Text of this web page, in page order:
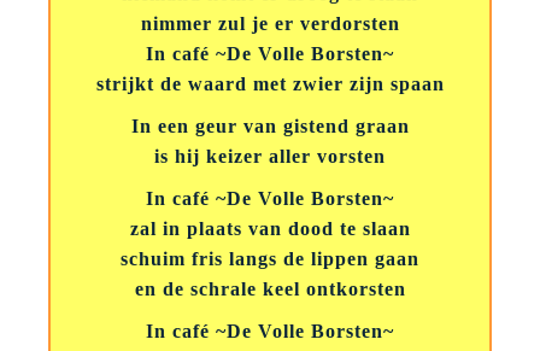
nimmer zul je er verdorsten
In café ~De Volle Borsten~
strijkt de waard met zwier zijn spaan
In een geur van gistend graan
is hij keizer aller vorsten
In café ~De Volle Borsten~
zal in plaats van dood te slaan
schuim fris langs de lippen gaan
en de schrale keel ontkorsten
In café ~De Volle Borsten~